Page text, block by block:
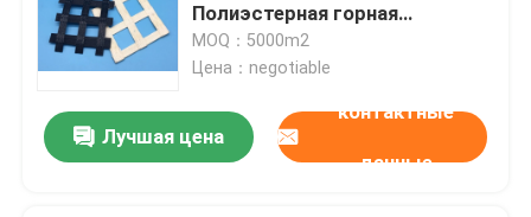
Полиэстерная горная
георешетка Стабилизация
почвы
MOQ：5000m2
Цена：negotiable
Лучшая цена
контактные
данные